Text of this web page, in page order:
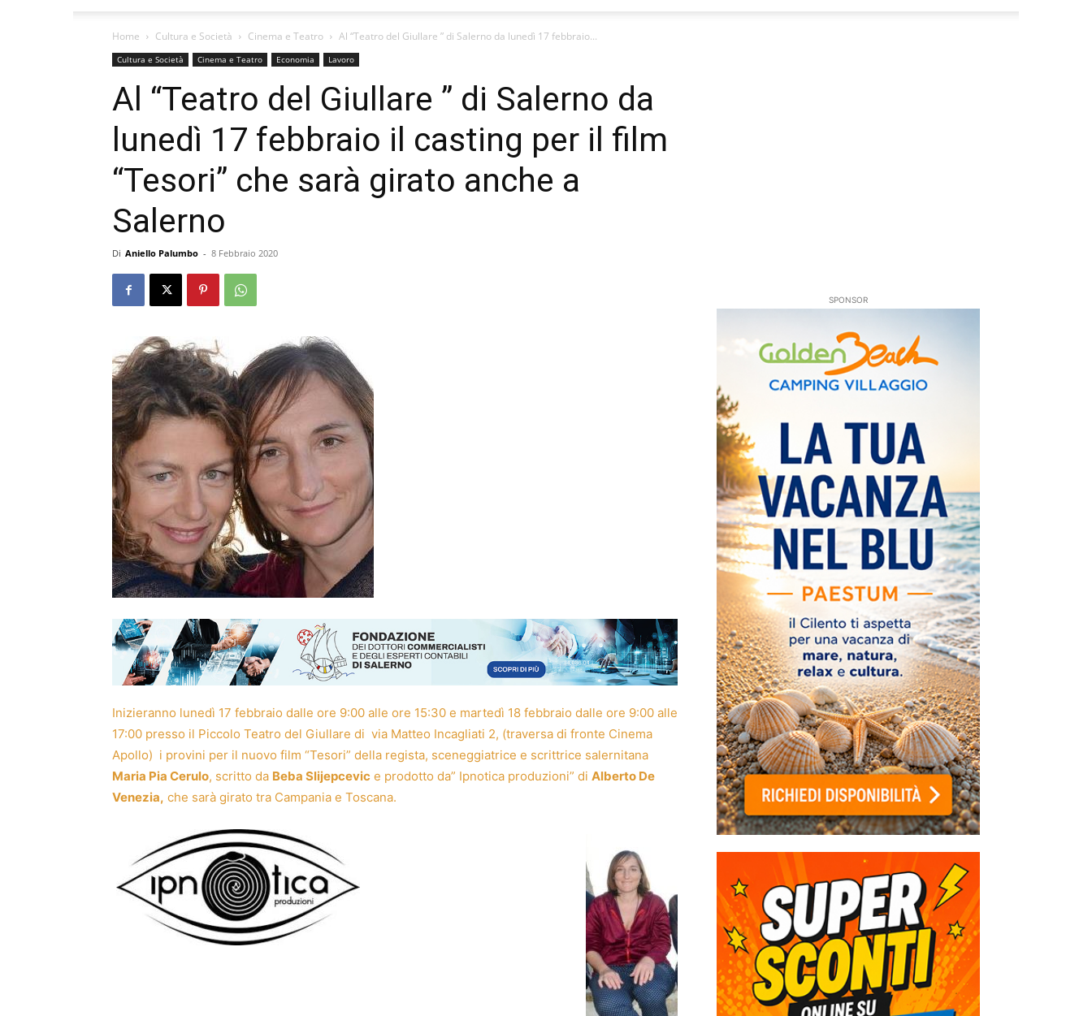
Home Cultura e Società Cinema e Teatro Al “Teatro del Giullare ” di Salerno da lunedì 17 febbraio...
Cultura e Società Cinema e Teatro Economia Lavoro
Al “Teatro del Giullare ” di Salerno da
lunedì 17 febbraio il casting per il film
“Tesori” che sarà girato anche a
Salerno
Di Aniello Palumbo - 8 Febbraio 2020
Inizieranno lunedì 17 febbraio dalle ore 9:00 alle ore 15:30 e martedì 18 febbraio dalle ore 9:00 alle
17:00 presso il Piccolo Teatro del Giullare di via Matteo Incagliati 2, (traversa di fronte Cinema
Apollo) i provini per il nuovo film “Tesori” della regista, sceneggiatrice e scrittrice salernitana
Maria Pia Cerulo, scritto da Beba Slijepcevic e prodotto da” Ipnotica produzioni” di Alberto De
Venezia, che sarà girato tra Campania e Toscana.
SPONSOR